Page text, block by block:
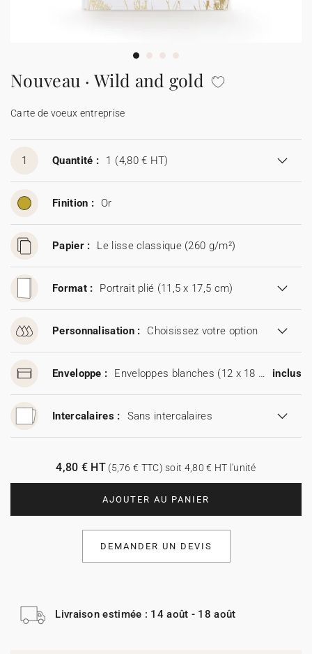
★ Demande d'échantillons
Menus
Présentoirs comptoir
Stickers
Nouveau · Wild and gold
Carte de voeux entreprise
1 Quantité : 1 (4,80 € HT)
Finition : Or
Papier : Le lisse classique (260 g/m²)
Format : Portrait plié (11,5 x 17,5 cm)
Personnalisation : Choisissez votre option
Enveloppe : Enveloppes blanches (12 x 18 cm) inclus
Intercalaires : Sans intercalaires
AJOUTER AU PANIER
4,80 € HT(5,76 € TTC) soit 4,80 € HT l'unité
DEMANDER UN DEVIS
Livraison estimée : 14 août - 18 août